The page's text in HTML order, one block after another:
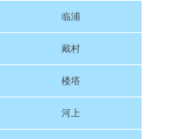
临浦
戴村
楼塔
河上